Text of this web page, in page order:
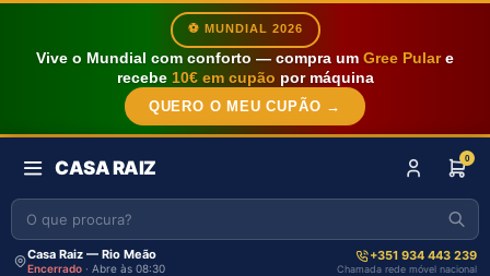
⚽ MUNDIAL 2026
Vive o Mundial com conforto — compra um Gree Pulare
recebe 10€ em cupão por máquina
QUERO O MEU CUPÃO →
CASA RAIZ 0
Casa Raiz — Rio Meão
Encerrado · Abre às 08:30
+351 934 443 239
Chamada rede móvel nacional